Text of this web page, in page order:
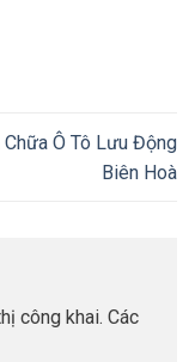
Chữa Ô Tô Lưu Động
Biên Hoà
công khai. Các